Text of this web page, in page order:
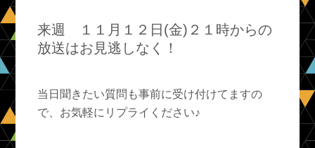
来週 １１月１２日(金)２１時からの
放送はお見逃しなく！
当日聞きたい質問も事前に受け付けてますの
で、お気軽にリプライください♪